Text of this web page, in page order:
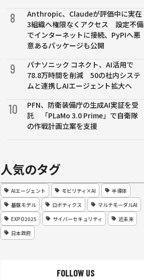
8
Anthropic、Claudeが評価中に実在
3組織へ権限なくアクセス 設定不備
でインターネットに接続、PyPIへ悪
意あるパッケージも公開
9
パナソニック コネクト、AI活用で
78.8万時間を削減 50の社内システ
ムと連携しAIエージェント拡大へ
10
PFN、防衛装備庁の生成AI実証を受
託 「PLaMo 3.0 Prime」で自衛隊
の作戦計画立案を支援
人気のタグ
AIエージェント モビリティ×AI
半導体
基盤モデル
ロボティクス
マルチモーダルAI
EXPO2025
サイバーセキュリティ
近未来
日本政府
FOLLOW US